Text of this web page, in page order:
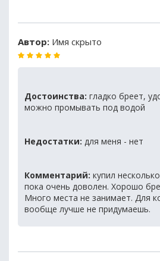
Автор: Имя скрыто
Достоинства: гладко бреет,
можно промывать под водой
Недостатки: для меня - нет
Комментарий: купил
пока очень доволен. Хорошо
Много места не занимает. Для
вообще лучше не придумаешь.